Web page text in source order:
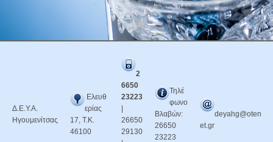
Δ.Ε.Υ.Α.
Ηγουμενίτσας
Ελευθ
ερίας
17, Τ.Κ.
46100
2
6650
23223
26650
29130
Τηλέ
φωνο
Βλαβών:
26650
23223
deyahg@oten
et.gr